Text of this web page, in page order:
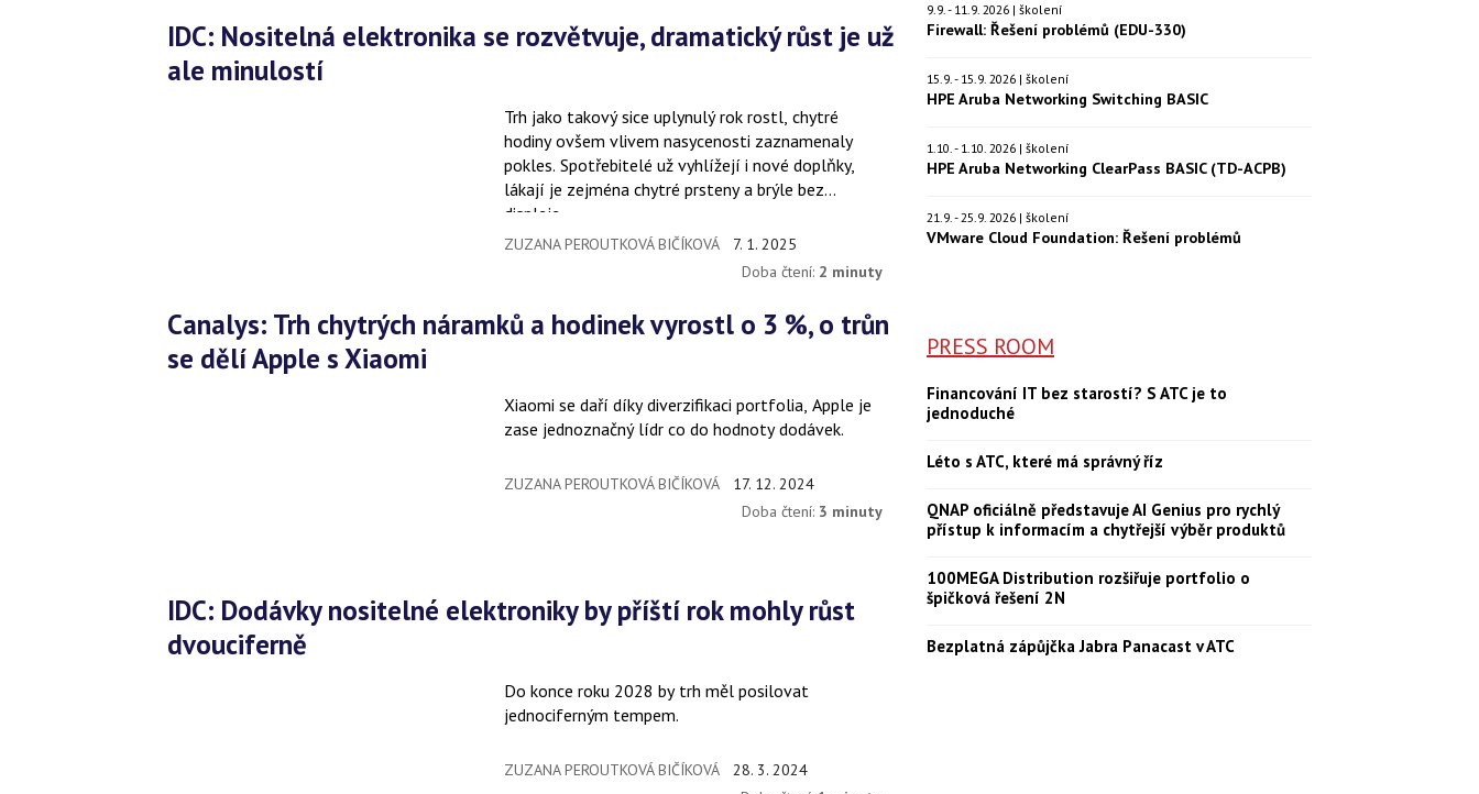
IDC: Nositelná elektronika se rozvětvuje, dramatický růst je už
ale minulostí
Trh jako takový sice uplynulý rok rostl, chytré
hodiny ovšem vlivem nasycenosti zaznamenaly
pokles. Spotřebitelé už vyhlížejí i nové doplňky,
lákají je zejména chytré prsteny a brýle bez
displeje.
ZUZANA PEROUTKOVÁ BIČÍKOVÁ
7. 1. 2025
Doba čtení: 2 minuty
Canalys: Trh chytrých náramků a hodinek vyrostl o 3 %, o trůn
se dělí Apple s Xiaomi
Xiaomi se daří díky diverzifikaci portfolia, Apple je
zase jednoznačný lídr co do hodnoty dodávek.
ZUZANA PEROUTKOVÁ BIČÍKOVÁ
17. 12. 2024
Doba čtení: 3 minuty
IDC: Dodávky nositelné elektroniky by příští rok mohly růst
dvouciferně
Do konce roku 2028 by trh měl posilovat
jednociferným tempem.
ZUZANA PEROUTKOVÁ BIČÍKOVÁ
28. 3. 2024
9.9. - 11.9. 2026 | školení
Firewall: Řešení problémů (EDU-330)
15.9. - 15.9. 2026 | školení
HPE Aruba Networking Switching BASIC
1.10. - 1.10. 2026 | školení
HPE Aruba Networking ClearPass BASIC (TD-ACPB)
21.9. - 25.9. 2026 | školení
VMware Cloud Foundation: Řešení problémů
PRESS ROOM
Financování IT bez starostí? S ATC je to
jednoduché
Léto s ATC, které má správný říz
QNAP oficiálně představuje AI Genius pro rychlý
přístup k informacím a chytřejší výběr produktů
100MEGA Distribution rozšiřuje portfolio o
špičková řešení 2N
Bezplatná zápůjčka Jabra Panacast v ATC